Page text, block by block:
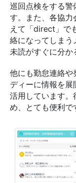
巡回点検をする警
す。また、各協力
えて「direct」で
絡になってしまう
未読がすぐに分か
他にも勤怠連絡や
ディーに情報を
活用しています。
め、とても便利で